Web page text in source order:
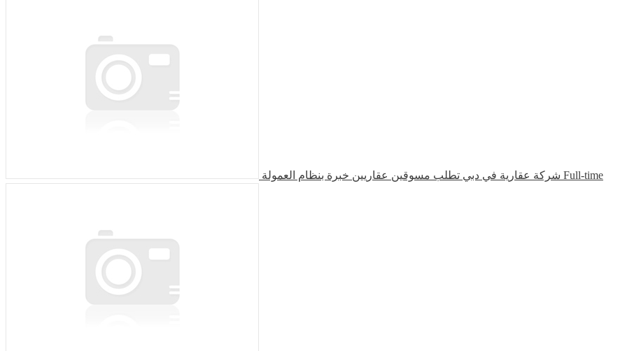
شركة عقارية في دبي تطلب مسوقين عقاريين خبرة بنظام العمولة Full-time